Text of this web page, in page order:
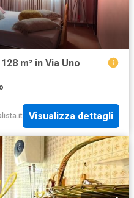
m² in Via Uno
Visualizza dettagli